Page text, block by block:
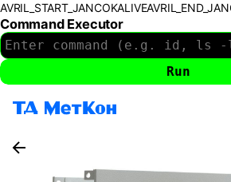
Command Executor